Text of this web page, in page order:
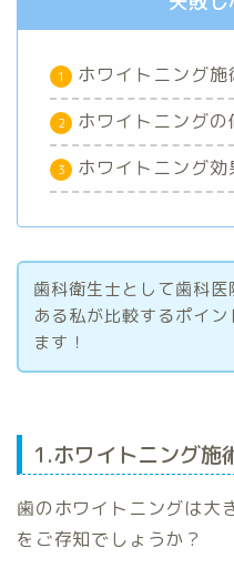
ホワイトニング
ホワイトニング
ホワイトニング
歯科衛生士として歯科
ある私が比較するポイ
ます！
1.ホワイトニング施
歯のホワイトニングは大
をご存知でしょうか？